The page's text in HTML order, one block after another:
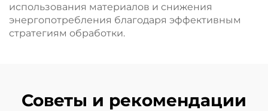
использования материалов и снижения
энергопотребления благодаря эффективным
стратегиям обработки.
Советы и рекомендации